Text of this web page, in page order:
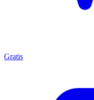
Gratis